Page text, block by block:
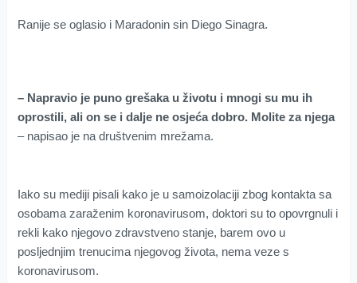
Ranije se oglasio i Maradonin sin Diego Sinagra.
– Napravio je puno grešaka u životu i mnogi su mu ih
oprostili, ali on se i dalje ne osjeća dobro. Molite za njega
– napisao je na društvenim mrežama.
Iako su mediji pisali kako je u samoizolaciji zbog kontakta sa
osobama zaraženim koronavirusom, doktori su to opovrgnuli i
rekli kako njegovo zdravstveno stanje, barem ovo u
posljednjim trenucima njegovog života, nema veze s
koronavirusom.